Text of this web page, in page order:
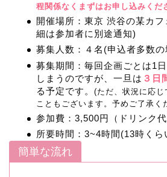
程関係なくまずはお申し込みくだ
開催場所：東京 渋谷の某カ
細は参加者に別途通知)
募集人数：４名(申込者多数
募集期間：毎回企画ごとは1
しまうのですが、一旦は ３日
る予定です。 (ただ、状況に応じ
こともございます。予めご了承く
参加費：3,500円（ドリンク代
所要時間：3~4時間(13時く
簡単な流れ